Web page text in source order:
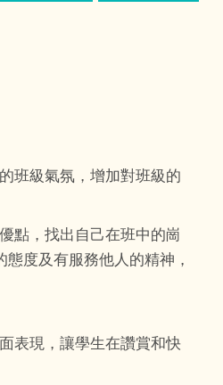
班級氣氛，增加對班級的
點，找出自己在班中的崗
度及有服務他人的精神，
表現，讓學生在讚賞和快